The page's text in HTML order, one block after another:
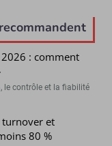
2026 : comment
le contrôle et la fiabilité
et
80 %